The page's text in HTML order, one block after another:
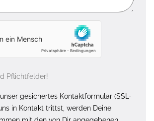
Pflichtfelder!
gesichertes Kontaktformular (SSL-
in Kontakt trittst, werden Deine